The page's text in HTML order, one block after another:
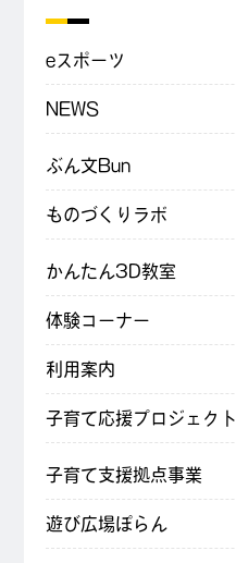
eスポーツ
NEWS
ぶん文Bun
ものづくりラボ
かんたん3D教室
体験コーナー
利用案内
子育て応援プロジェクト
子育て支援拠点事業
遊び広場ぽらん